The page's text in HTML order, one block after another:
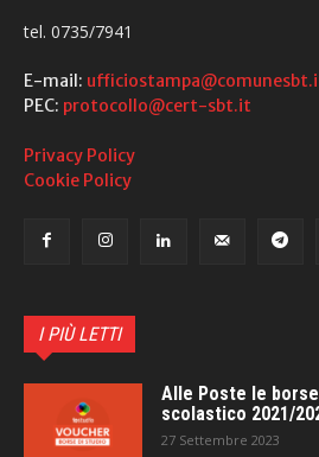
tel. 0735/7941
E-mail:
PEC: protocollo@cert-sbt.it
Privacy Policy
Cookie Policy
I PIÙ LETTI
Alle Poste le
scolastico 2021/
27 Settembre 2023